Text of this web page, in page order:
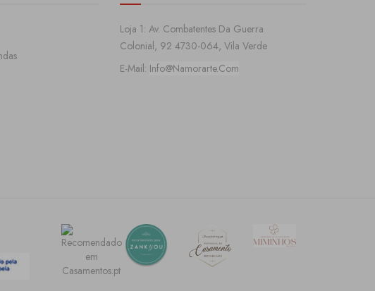
Loja 1: Av. Combatentes Da Guerra
Colonial, 92 4730-064, Vila Verde
E-Mail: Info@namorarte.com